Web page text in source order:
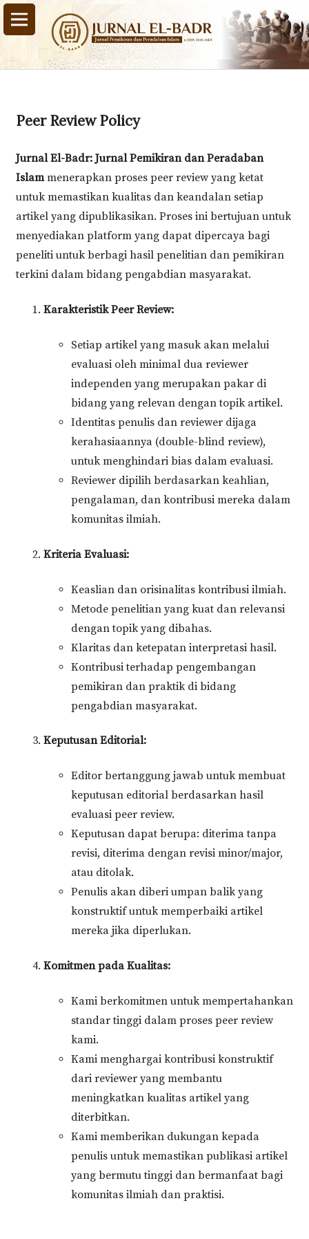
Peer Review Policy
Jurnal El-Badr: Jurnal Pemikiran dan Peradaban
Islammenerapkan proses peer review yang ketat
untuk memastikan kualitas dan keandalan setiap
artikel yang dipublikasikan. Proses ini bertujuan untuk
menyediakan platform yang dapat dipercaya bagi
peneliti untuk berbagi hasil penelitian dan pemikiran
terkini dalam bidang pengabdian masyarakat.
Karakteristik Peer Review:
Setiap artikel yang masuk akan melalui
evaluasi oleh minimal dua reviewer
independen yang merupakan pakar di
bidang yang relevan dengan topik artikel.
Identitas penulis dan reviewer dijaga
kerahasiaannya (double-blind review),
untuk menghindari bias dalam evaluasi.
Reviewer dipilih berdasarkan keahlian,
pengalaman, dan kontribusi mereka dalam
komunitas ilmiah.
Kriteria Evaluasi:
Keaslian dan orisinalitas kontribusi ilmiah.
Metode penelitian yang kuat dan relevansi
dengan topik yang dibahas.
Klaritas dan ketepatan interpretasi hasil.
Kontribusi terhadap pengembangan
pemikiran dan praktik di bidang
pengabdian masyarakat.
Keputusan Editorial:
Editor bertanggung jawab untuk membuat
keputusan editorial berdasarkan hasil
evaluasi peer review.
Keputusan dapat berupa: diterima tanpa
revisi, diterima dengan revisi minor/major,
atau ditolak.
Penulis akan diberi umpan balik yang
konstruktif untuk memperbaiki artikel
mereka jika diperlukan.
Komitmen pada Kualitas:
Kami berkomitmen untuk mempertahankan
standar tinggi dalam proses peer review
kami.
Kami menghargai kontribusi konstruktif
dari reviewer yang membantu
meningkatkan kualitas artikel yang
diterbitkan.
Kami memberikan dukungan kepada
penulis untuk memastikan publikasi artikel
yang bermutu tinggi dan bermanfaat bagi
komunitas ilmiah dan praktisi.